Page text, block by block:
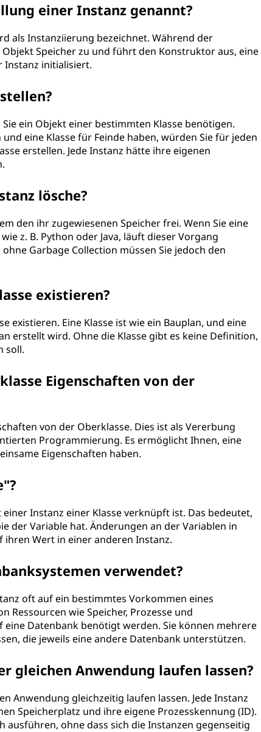
einer Instanz genannt?
als Instanziierung bezeichnet. Während der
Speicher zu und führt den Konstruktor aus, eine
Instanz initialisiert.
ein Objekt einer bestimmten Klasse benötigen.
eine Klasse für Feinde haben, würden Sie für jeden
erstellen. Jede Instanz hätte ihre eigenen
lösche?
den ihr zugewiesenen Speicher frei. Wenn Sie eine
z. B. Python oder Java, läuft dieser Vorgang
Garbage Collection müssen Sie jedoch den
existieren?
existieren. Eine Klasse ist wie ein Bauplan, und eine
erstellt wird. Ohne die Klasse gibt es keine Definition,
soll.
Eigenschaften von der
von der Oberklasse. Dies ist als Vererbung
Programmierung. Es ermöglicht Ihnen, eine
Eigenschaften haben.
Instanz einer Klasse verknüpft ist. Das bedeutet,
der Variable hat. Änderungen an der Variablen in
Wert in einer anderen Instanz.
verwendet?
oft auf ein bestimmtes Vorkommen eines
Ressourcen wie Speicher, Prozesse und
Datenbank benötigt werden. Sie können mehrere
die jeweils eine andere Datenbank unterstützen.
gleichen Anwendung laufen lassen?
Anwendung gleichzeitig laufen lassen. Jede Instanz
Speicherplatz und ihre eigene Prozesskennung (ID).
ausführen, ohne dass sich die Instanzen gegenseitig